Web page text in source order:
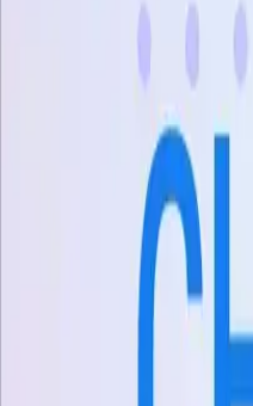
Tự động hóa cuộc trò
Conversational AI
AI Assistant
Knowledge & Insights
Customer
Trường hợp sử dụng
AI hỗ trợ khách hàng Đại
Thương mại điện tử
Khách